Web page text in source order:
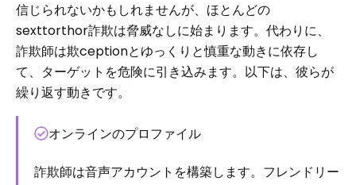
信じられないかもしれませんが、ほとんどの
sexttorthor詐欺は脅威なしに始まります。代わりに、
詐欺師は欺ceptionとゆっくりと慎重な動きに依存し
て、ターゲットを危険に引き込みます。以下は、彼らが
繰り返す動きです。
オンラインのプロファイル
詐欺師は音声アカウントを構築します。フレンドリー